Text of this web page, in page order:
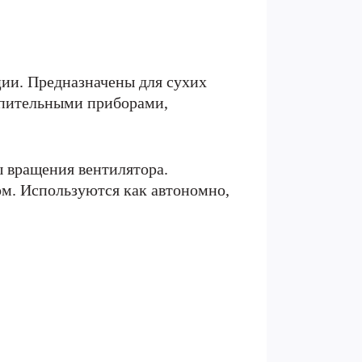
Предназначены для сухих
приборами,
вентилятора.
Используются как автономно,